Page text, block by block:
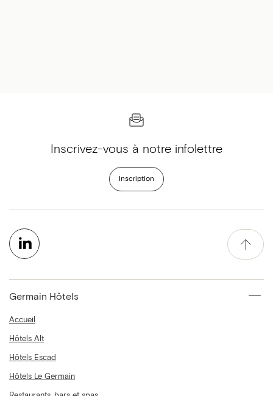
Inscrivez-vous à notre infolettre
Inscription
Germain Hôtels
Accueil
Hôtels Alt
Hôtels Escad
Hôtels Le Germain